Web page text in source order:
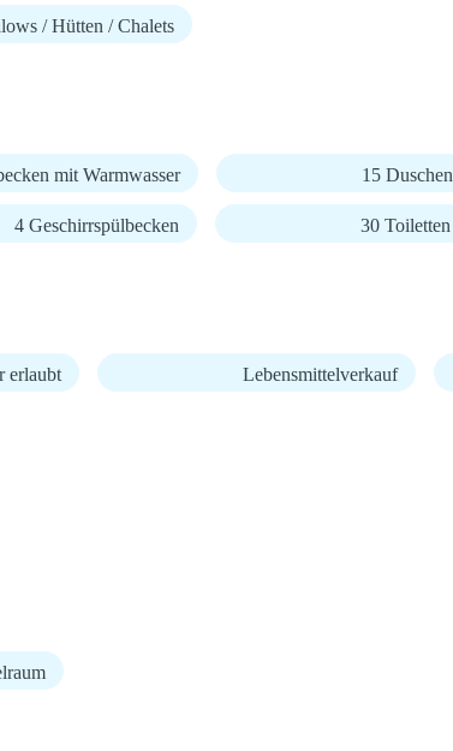
/ Hütten / Chalets
mit Warmwasser 15 Duschen
4 Geschirrspülbecken 30 Toiletten
erlaubt Lebensmittelverkauf